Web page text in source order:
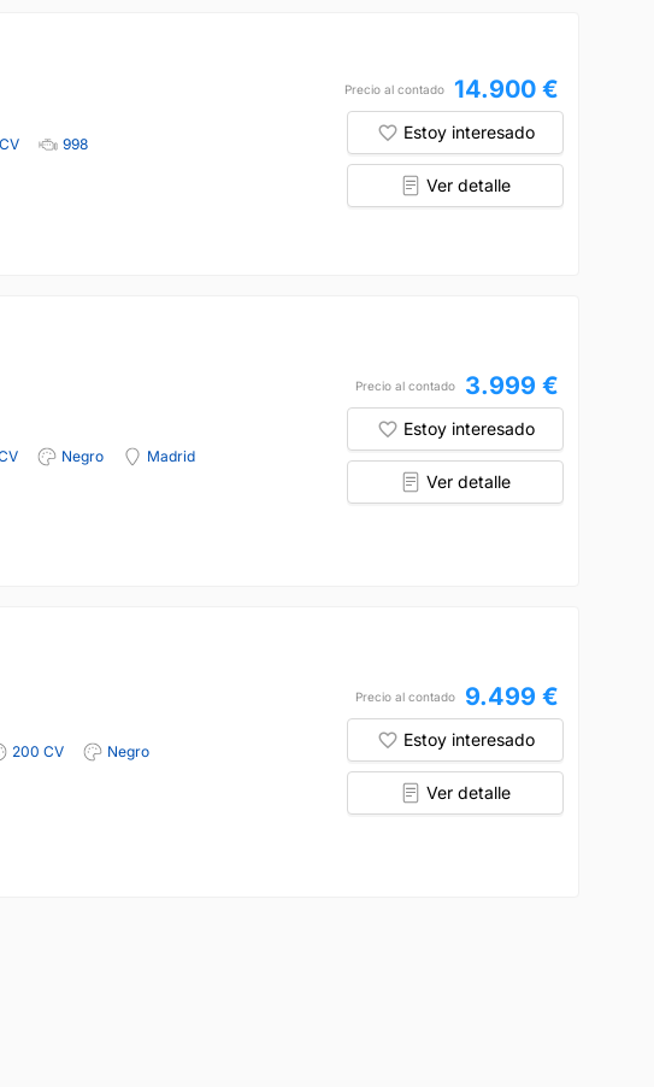
998
Precio al contado 14.900 €
Estoy interesado
Ver detalle
Negro
Madrid
Precio al contado 3.999 €
Estoy interesado
Ver detalle
200 CV
Negro
Precio al contado 9.499 €
Estoy interesado
Ver detalle